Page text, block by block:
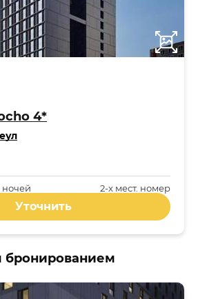
4*
2-x мест. номер
ночей
Уточнить
бронированием